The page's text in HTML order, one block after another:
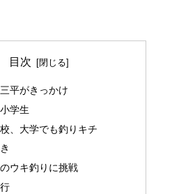
目次
平がきっかけ
学生
、大学でも釣りキチ
ウキ釣りに挑戦